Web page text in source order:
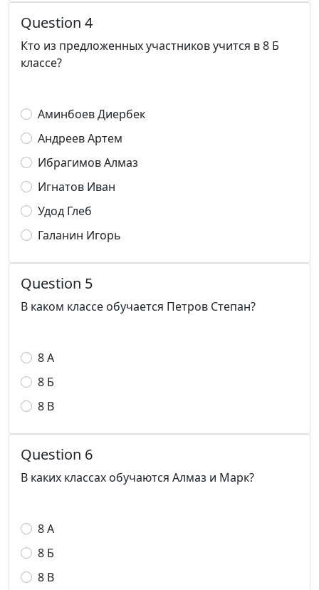
Question 4
Кто из предложенных участников учится в 8 Б
классе?
Аминбоев Диербек
Андреев Артем
Ибрагимов Алмаз
Игнатов Иван
Удод Глеб
Галанин Игорь
Question 5
В каком классе обучается Петров Степан?
8 А
8 Б
8 В
Question 6
В каких классах обучаются Алмаз и Марк?
8 А
8 Б
8 В